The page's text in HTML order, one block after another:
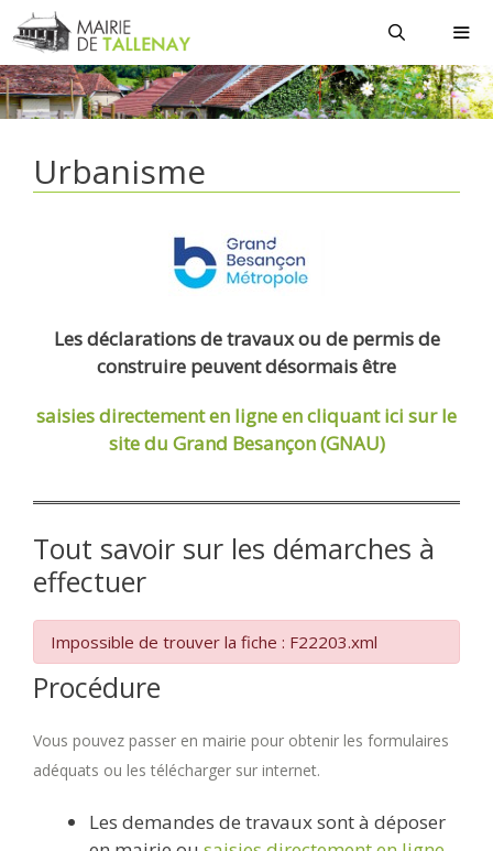
Aller
au
contenu
Urbanisme
Les déclarations de travaux ou de permis de
construire peuvent désormais être
saisies directement en ligneen cliquant ici sur le
site du Grand Besançon (GNAU)
Tout savoir sur les démarches à
effectuer
Impossible de trouver la fiche : F22203.xml
Procédure
Vous pouvez passer en mairie pour obtenir les formulaires
adéquats ou les télécharger sur internet.
Les demandes de travaux sont à déposer